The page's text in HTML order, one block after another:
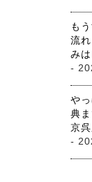
も
流
み
-
や
典
京
-